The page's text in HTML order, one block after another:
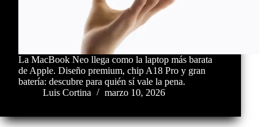
La MacBook Neo llega como la laptop más barata
de Apple. Diseño premium, chip A18 Pro y gran
batería: descubre para quién sí vale la pena.
Luis Cortina
marzo 10, 2026